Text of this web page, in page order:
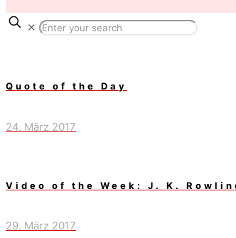
✕
Quote of the Day
24. März 2017
Video of the Week: J. K.
29. März 2017